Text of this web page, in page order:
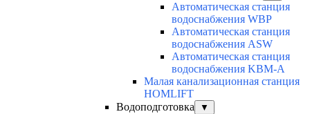
Автоматическая станция
водоснабжения WBP
Автоматическая станция
водоснабжения ASW
Автоматическая станция
водоснабжения KBM-A
Малая канализационная станция
HOMLIFT
Водоподготовка
▼